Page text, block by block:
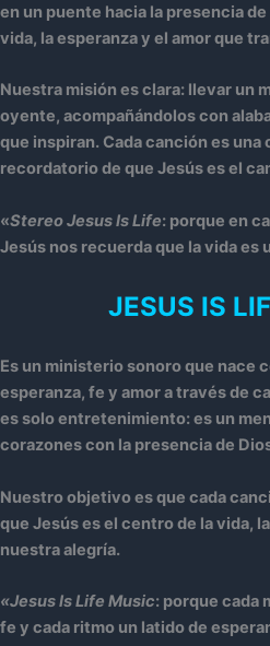
en un puente hacia la presencia
vida, la esperanza y el amor que
Nuestra misión es clara: llevar un
oyente, acompañándolos con
que inspiran. Cada canción es una
recordatorio de que Jesús es el
«Stereo Jesus Is Life: porque en
Jesús nos recuerda que la vida es
JESUS IS
Es un ministerio sonoro que nace
esperanza, fe y amor a través de
es solo entretenimiento: es un
corazones con la presencia de
Nuestro objetivo es que cada
que Jesús es el centro de la vida,
nuestra alegría.
«Jesus Is Life Music: porque cada
fe y cada ritmo un latido de